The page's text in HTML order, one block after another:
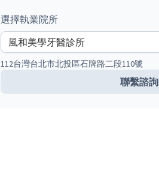
選擇執業院所
112台灣台北市北投區石牌路二段110號
聯繫諮詢